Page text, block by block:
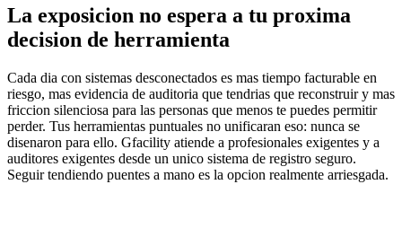
La exposicion no espera a tu proxima
decision de herramienta
Cada dia con sistemas desconectados es mas tiempo facturable en
riesgo, mas evidencia de auditoria que tendrias que reconstruir y mas
friccion silenciosa para las personas que menos te puedes permitir
perder. Tus herramientas puntuales no unificaran eso: nunca se
disenaron para ello. Gfacility atiende a profesionales exigentes y a
auditores exigentes desde un unico sistema de registro seguro.
Seguir tendiendo puentes a mano es la opcion realmente arriesgada.